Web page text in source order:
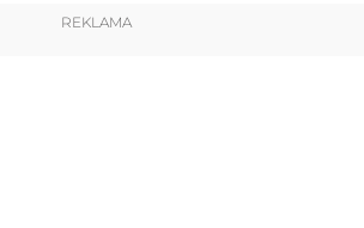
REKLAMA